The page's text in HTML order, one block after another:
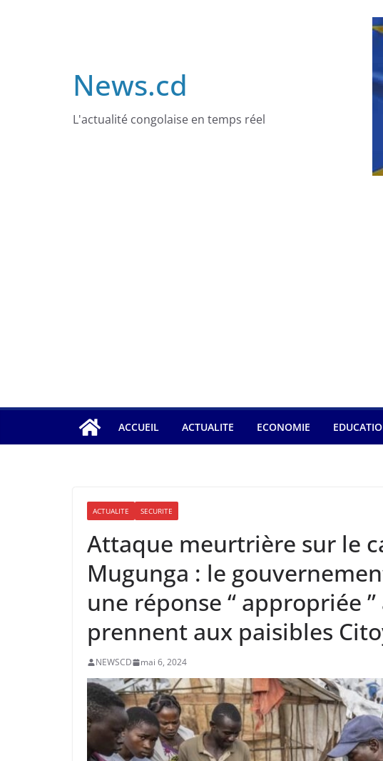
News.cd
L'actualité congolaise en temps réel
ACCUEIL ACTUALITE ECONOMIE
ACTUALITE SECURITE
Attaque meurtrière sur le
Mugunga : le
une réponse “ appropriée ”
prennent aux paisibles
NEWSCD mai 6, 2024